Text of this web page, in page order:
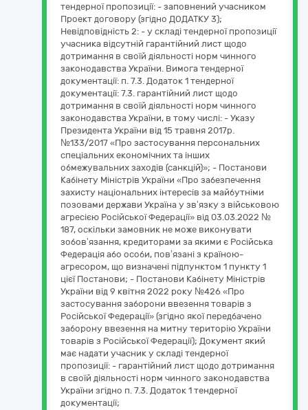
тендерної пропозиції: - заповнений учасником
Проект договору (згідно ДОДАТКУ 3);
Невідповідність 2: - у складі тендерної пропозиції
учасника відсутній гарантійний лист щодо
дотримання в своїй діяльності норм чинного
законодавства України. Вимога тендерної
документації: п. 7.3. Додаток 1 тендерної
документації: 7.3. гарантійний лист щодо
дотримання в своїй діяльності норм чинного
законодавства України, в тому числі: - Указу
Президента України від 15 травня 2017р.
№133/2017 «Про застосування персональних
спеціальних економічних та інших
обмежувальних заходів (санкцій)»; - Постанови
Кабінету Міністрів України «Про забезпечення
захисту національних інтересів за майбутніми
позовами держави Україна у зв’язку з військовою
агресією Російської Федерації» від 03.03.2022 №
187, оскільки замовник не може виконувати
зобов’язання, кредиторами за якими є Російська
Федерація або особи, пов’язані з країною-
агресором, що визначені підпунктом 1 пункту 1
цієї Постанови; - Постанови Кабінету Міністрів
України від 9 квітня 2022 року №426 «Про
застосування заборони ввезення товарів з
Російської Федерації» (згідно якої передбачено
заборону ввезення на митну територію України
товарів з Російської Федерації); Документ який
має надати учасник у складі тендерної
пропозиції: - гарантійний лист щодо дотримання
в своїй діяльності норм чинного законодавства
України згідно п. 7.3. Додаток 1 тендерної
документації;